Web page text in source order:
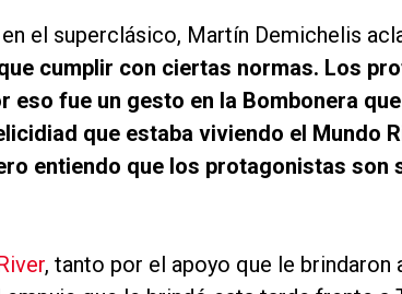
el superclásico, Martín Demichelis
cumplir con ciertas normas. Los
fue un gesto en la Bombonera
que estaba viviendo el Mundo
entiendo que los protagonistas son
, tanto por el apoyo que le brindaron